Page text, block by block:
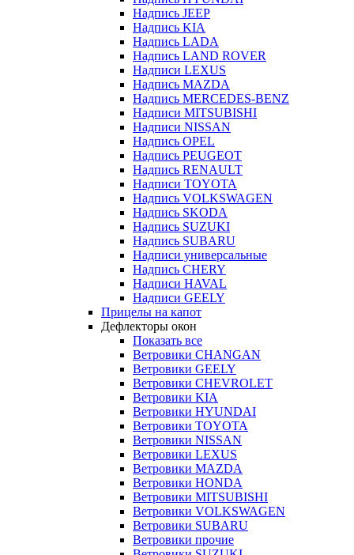
Надпись JEEP
Надпись KIA
Надпись LADA
Надпись LAND ROVER
Надписи LEXUS
Надпись MAZDA
Надпись MERCEDES-BENZ
Надписи MITSUBISHI
Надписи NISSAN
Надпись OPEL
Надпись PEUGEOT
Надпись RENAULT
Надписи TOYOTA
Надпись VOLKSWAGEN
Надпись SKODA
Надпись SUZUKI
Надпись SUBARU
Надписи универсальные
Надпись CHERY
Надписи HAVAL
Надписи GEELY
Прицелы на капот
Дефлекторы окон
Показать все
Ветровики CHANGAN
Ветровики GEELY
Ветровики CHEVROLET
Ветровики KIA
Ветровики HYUNDAI
Ветровики TOYOTA
Ветровики NISSAN
Ветровики LEXUS
Ветровики MAZDA
Ветровики HONDA
Ветровики MITSUBISHI
Ветровики VOLKSWAGEN
Ветровики SUBARU
Ветровики прочие